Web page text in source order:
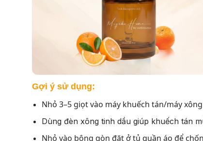
Gợi ý sử dụng:
Nhỏ 3–5 giọt vào máy khuếch tán/máy
Dùng đèn xông tinh dầu giúp khuếch tán
Nhỏ vào bông gòn đặt ở tủ quần áo để